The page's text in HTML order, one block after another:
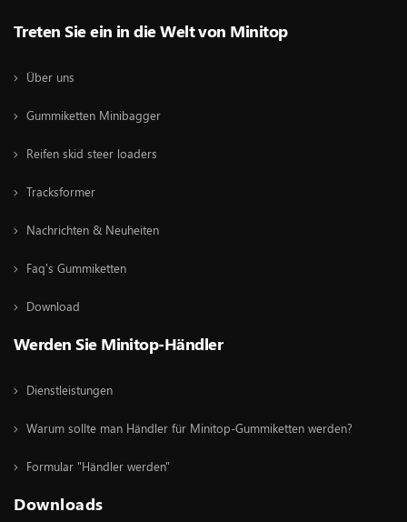
Treten Sie ein in die Welt von Minitop
Über uns
Gummiketten Minibagger
Reifen skid steer loaders
Tracksformer
Nachrichten & Neuheiten
Faq's Gummiketten
Download
Werden Sie Minitop-Händler
Dienstleistungen
Warum sollte man Händler für Minitop-Gummiketten werden?
Formular "Händler werden"
Downloads